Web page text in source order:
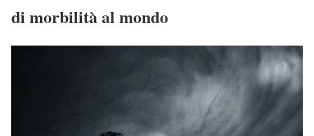
di morbilità al mondo